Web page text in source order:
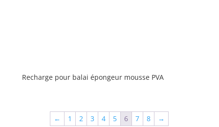
Recharge pour balai épongeur mousse PVA
← 1 2 3 4 5 6 7 8 →